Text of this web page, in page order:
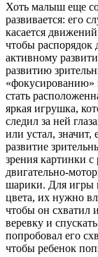
Хоть малыш еще
развивается: его
касается
чтобы распорядок
активному
развитию
стать
яркая игрушка,
следил за ней
или устал,
развитие
зрения картинки
двигательно-
шарики. Для игры
цвета, их нужно
чтобы он схватил
веревку и
попробовал его
чтобы ребенок